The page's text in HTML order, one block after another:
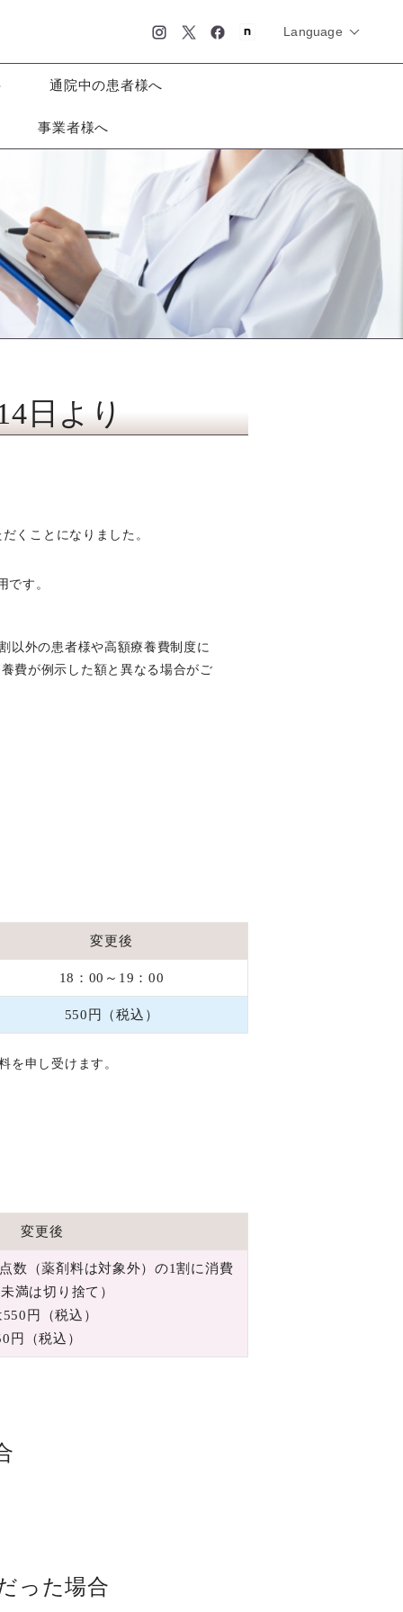
Language
通院中の患者様へ
事業者様へ
日より
くことになりました。
す。
以外の患者様や高額療養費制度に
費が例示した額と異なる場合がご
変更後
18：00～19：00
550円（税込）
を申し受けます。
変更後
数（薬剤料は対象外）の1割に消費
満は切り捨て）
円（税込）
円（税込）
った場合